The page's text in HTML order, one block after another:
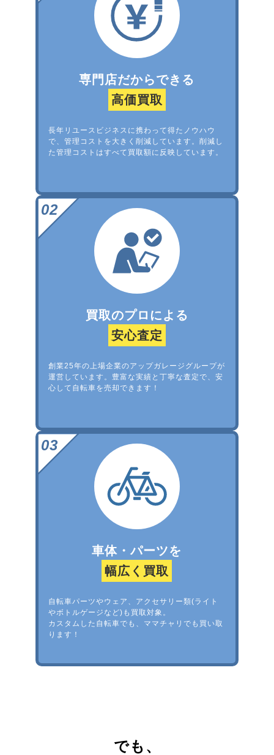
専門店だからできる
高価買取
長年リユースビジネスに携わって得たノウハウ
で、管理コストを大きく削減しています。削減し
た管理コストはすべて買取額に反映しています。
買取のプロによる
安心査定
創業25年の上場企業のアップガレージグループが
運営しています。豊富な実績と丁寧な査定で、安
心して自転車を売却できます！
車体・パーツを
幅広く買取
自転車パーツやウェア、アクセサリー類(ライト
やボトルゲージなど)も買取対象。
カスタムした自転車でも、ママチャリでも買い取
ります！
でも、